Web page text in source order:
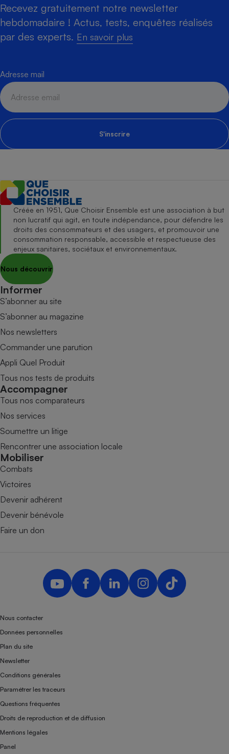
Recevez gratuitement notre newsletter
hebdomadaire ! Actus, tests, enquêtes réalisés
par des experts. En savoir plus
Adresse mail
S'inscrire
Créée en 1951, Que Choisir Ensemble est une association à but
non lucratif qui agit, en toute indépendance, pour défendre les
droits des consommateurs et des usagers, et promouvoir une
consommation responsable, accessible et respectueuse des
enjeux sanitaires, sociétaux et environnementaux.
Nous découvrir
Informer
S’abonner au site
S’abonner au magazine
Nos newsletters
Commander une parution
Appli Quel Produit
Tous nos tests de produits
Accompagner
Tous nos comparateurs
Nos services
Soumettre un litige
Rencontrer une association locale
Mobiliser
Combats
Victoires
Devenir adhérent
Devenir bénévole
Faire un don
Nous contacter
Données personnelles
Plan du site
Newsletter
Conditions générales
Paramétrer les traceurs
Questions fréquentes
Droits de reproduction et de diffusion
Mentions légales
Panel